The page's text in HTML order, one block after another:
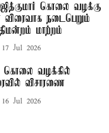
கொலை வழக்கு
நடைபெறும்
மாற்றம்
17 Jul 2026
வழக்கில்
விசாரணை
16 Jul 2026